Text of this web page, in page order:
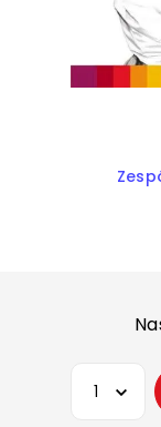
Wybierz